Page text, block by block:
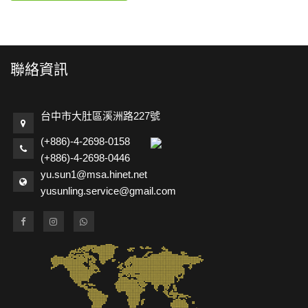
聯絡資訊
台中市大肚區溪洲路227號
(+886)-4-2698-0158
(+886)-4-2698-0446
yu.sun1@msa.hinet.net
yusunling.service@gmail.com